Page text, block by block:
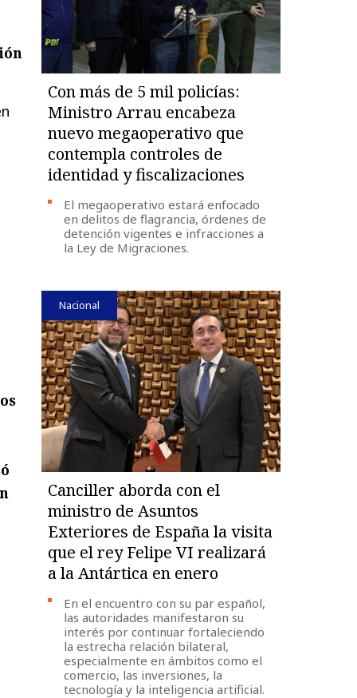
Con más de 5 mil policías:
Ministro Arrau encabeza
nuevo megaoperativo que
contempla controles de
identidad y fiscalizaciones
El megaoperativo estará enfocado
en delitos de flagrancia, órdenes de
detención vigentes e infracciones a
la Ley de Migraciones.
Nacional
Canciller aborda con el
ministro de Asuntos
Exteriores de España la visita
que el rey Felipe VI realizará
a la Antártica en enero
En el encuentro con su par español,
las autoridades manifestaron su
interés por continuar fortaleciendo
la estrecha relación bilateral,
especialmente en ámbitos como el
comercio, las inversiones, la
tecnología y la inteligencia artificial.